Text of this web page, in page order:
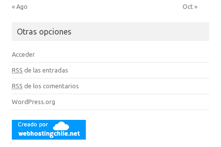
« Ago Oct »
Otras opciones
Acceder
RSS de las entradas
RSS de los comentarios
WordPress.org